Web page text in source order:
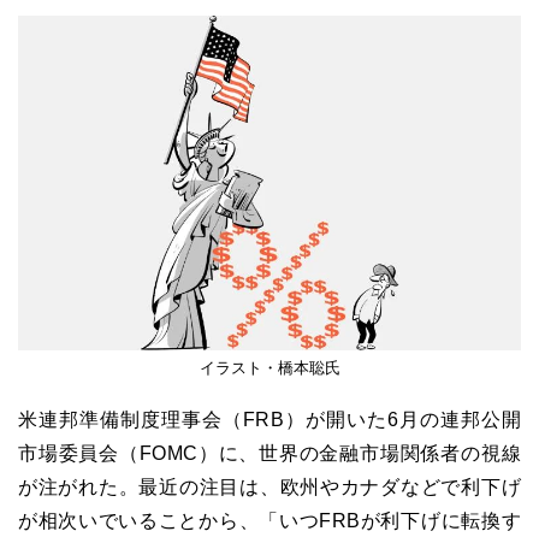
イラスト・橋本聡氏
米連邦準備制度理事会（FRB）が開いた6月の連邦公開
市場委員会（FOMC）に、世界の金融市場関係者の視線
が注がれた。最近の注目は、欧州やカナダなどで利下げ
が相次いでいることから、「いつFRBが利下げに転換す